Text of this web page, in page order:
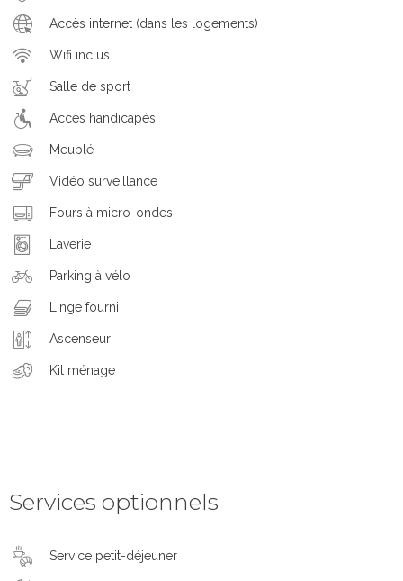
Accès internet (dans les logements)
Wifi inclus
Salle de sport
Accès handicapés
Meublé
Vidéo surveillance
Fours à micro-ondes
Laverie
Parking à vélo
Linge fourni
Ascenseur
Kit ménage
Services optionnels
Service petit-déjeuner